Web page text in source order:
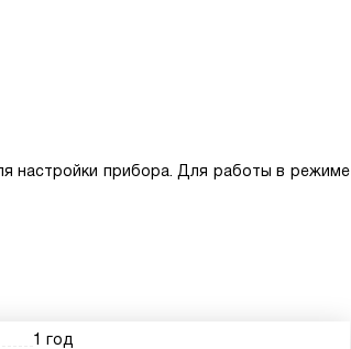
настройки прибора. Для работы в режиме
1 год